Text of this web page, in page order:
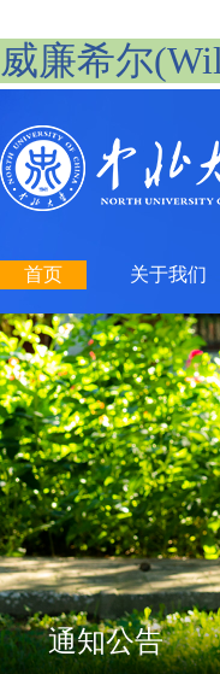
威廉希尔
首页 关于我们
通知公告